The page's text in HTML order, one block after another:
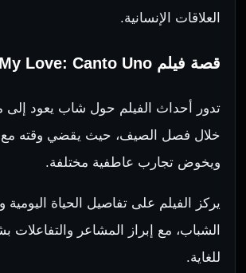
العلاقات الإنسانية.
قصة فيلم Mektoub My Love: Canto Uno
تدور أحداث الفيلم حول شاب يعود
خلال فصل الصيف، حيث يقضي وقته مع
ويخوض تجارب عاطفية مختلفة.
يركز الفيلم على تفاصيل الحياة اليومية
الشباب، مع إبراز المشاعر والتفاعلات
للغاية.